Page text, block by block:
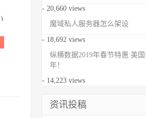
)
- 20,660 views
魔域私人服务器怎么架设
- 18,692 views
纵横数据2019年春节特惠:美
年！
- 14,223 views
资讯投稿